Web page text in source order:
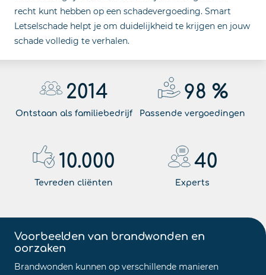
recht kunt hebben op een schadevergoeding. Smart
Letselschade helpt je om duidelijkheid te krijgen en jouw
schade volledig te verhalen.
2014
Ontstaan als familiebedrijf
98 %
Passende vergoedingen
10.000
Tevreden cliënten
40
Experts
Voorbeelden van brandwonden en
oorzaken
Brandwonden kunnen op verschillende manieren